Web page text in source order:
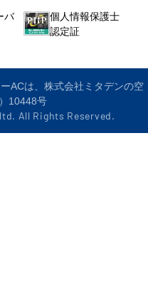
バ
個人情報保護士
認定証
ACは、株式会社ミタデンの空
10448号
All Rights Reserved.